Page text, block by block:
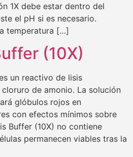
1X debe estar dentro del
el pH si es necesario.
temperatura […]
(10X)
un reactivo de lisis
de amonio. La solución
glóbulos rojos en
con efectos mínimos sobre
Buffer (10X) no contiene
permanecen viables tras la